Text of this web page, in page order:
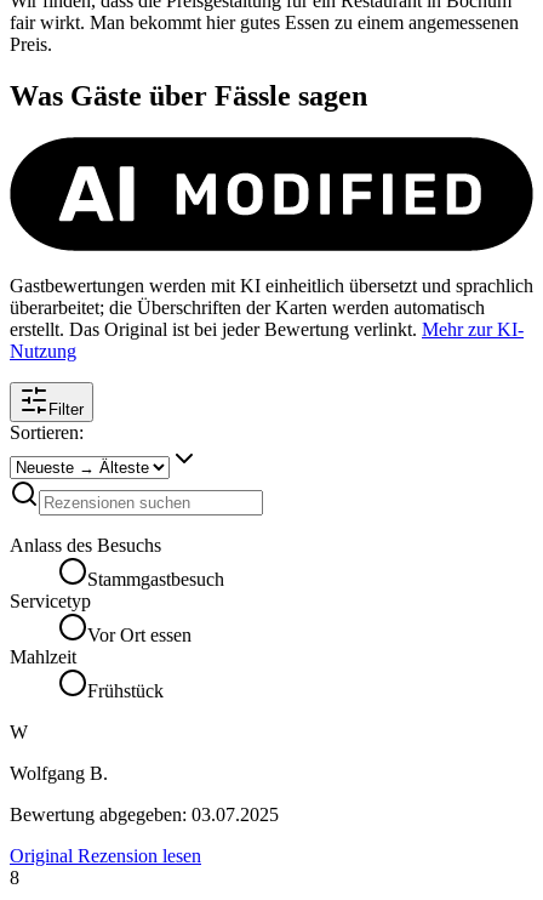
fair wirkt. Man bekommt hier gutes Essen zu einem angemessenen
Preis.
Was Gäste über Fässle sagen
Gastbewertungen werden mit KI einheitlich übersetzt und sprachlich
überarbeitet; die Überschriften der Karten werden automatisch
erstellt. Das Original ist bei jeder Bewertung verlinkt. Mehr zur KI-
Nutzung
Filter
Sortieren:
Anlass des Besuchs
Stammgastbesuch
Servicetyp
Vor Ort essen
Mahlzeit
Frühstück
W
Wolfgang B.
Bewertung abgegeben: 03.07.2025
Original Rezension lesen
8